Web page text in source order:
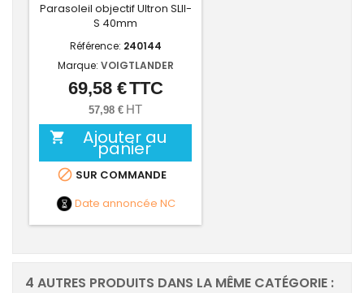
Parasoleil objectif Ultron SLII-
S 40mm
Référence: 240144
Marque: VOIGTLANDER
Prix
69,58 €TTC
57,98 € HT
 Ajouter au
panier
 SUR COMMANDE
Date annoncée NC
4 AUTRES PRODUITS DANS LA MÊME CATÉGORIE :